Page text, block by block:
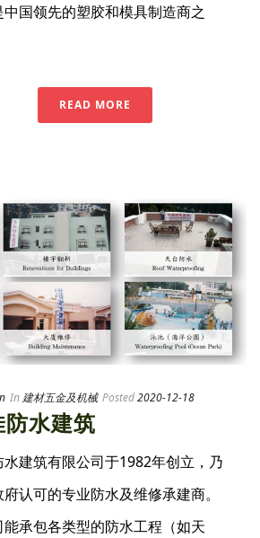
中国领先的塑胶和模具制造商之
READ MORE
In 建材五金及机械 Posted2020-12-18
水建筑
水建筑有限公司于1982年创立，乃
认可的专业防水及维修承建商。
能承包各类型的防水工程（如天